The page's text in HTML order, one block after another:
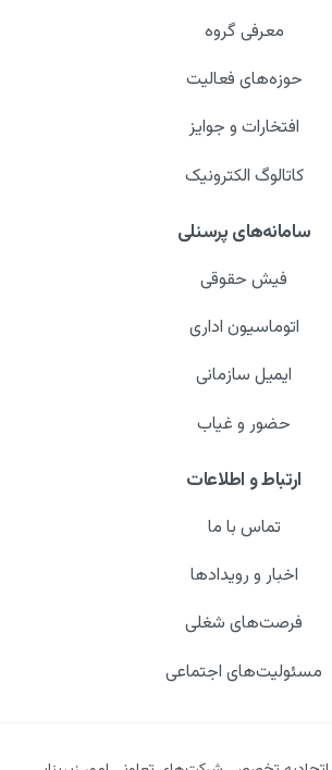
معرفی گروه
حوزه‌های فعالیت
افتخارات و جوایز
کاتالوگ الکترونیک
سامانه‌های پرسنلی
فیش حقوقی
اتوماسیون اداری
ایمیل سازمانی
حضور و غیاب
ارتباط و اطلاعات
تماس با ما
اخبار و رویدادها
فرصت‌های شغلی
مسئولیت‌های اجتماعی